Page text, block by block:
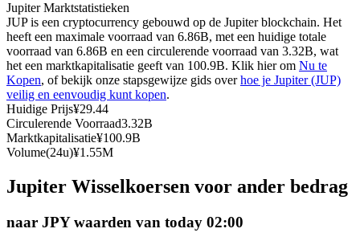
Kopiëren Handel
Jupiter Marktstatistieken
JUP is een cryptocurrency gebouwd op de Jupiter blockchain. Het
heeft een maximale voorraad van 6.86B, met een huidige totale
voorraad van 6.86B en een circulerende voorraad van 3.32B, wat
het een marktkapitalisatie geeft van 100.9B. Klik hier om Nu te
Kopen, of bekijk onze stapsgewijze gids overhoe je Jupiter (JUP)
veilig en eenvoudig kunt kopen.
Huidige Prijs¥29.44
Circulerende Voorraad3.32B
Marktkapitalisatie¥100.9B
Volume(24u)¥1.55M
Jupiter Wisselkoersen voor ander bedrag
naar JPY waarden van today 02:00